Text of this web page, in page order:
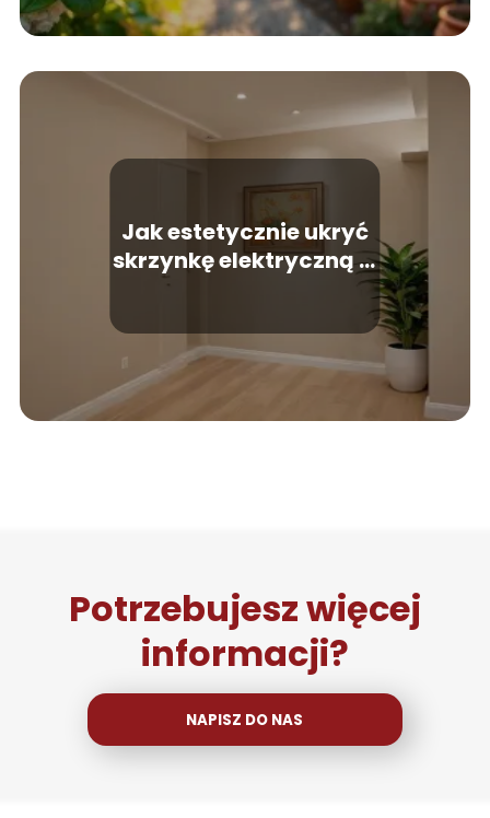
Jak estetycznie ukryć
skrzynkę elektryczną w
Potrzebujesz więcej
informacji?
NAPISZ DO NAS